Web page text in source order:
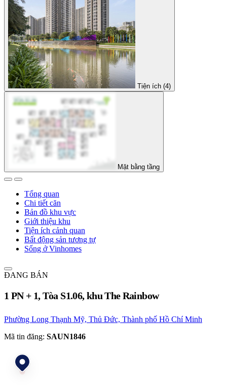
Tiện ích (4)
Mặt bằng tầng
Tổng quan
Chi tiết căn
Bản đồ khu vực
Giới thiệu khu
Tiện ích cảnh quan
Bất động sản tương tự
Sống ở Vinhomes
ĐANG BÁN
1 PN + 1, Tòa S1.06, khu The Rainbow
Phường Long Thạnh Mỹ, Thủ Đức, Thành phố Hồ Chí Minh
Mã tin đăng: SAUN1846